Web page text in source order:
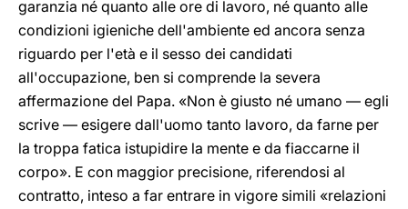
garanzia né quanto alle ore di lavoro, né quanto alle
condizioni igieniche dell'ambiente ed ancora senza
riguardo per l'età e il sesso dei candidati
all'occupazione, ben si comprende la severa
affermazione del Papa. «Non è giusto né umano — egli
scrive — esigere dall'uomo tanto lavoro, da farne per
la troppa fatica istupidire la mente e da fiaccarne il
corpo». E con maggior precisione, riferendosi al
contratto, inteso a far entrare in vigore simili «relazioni